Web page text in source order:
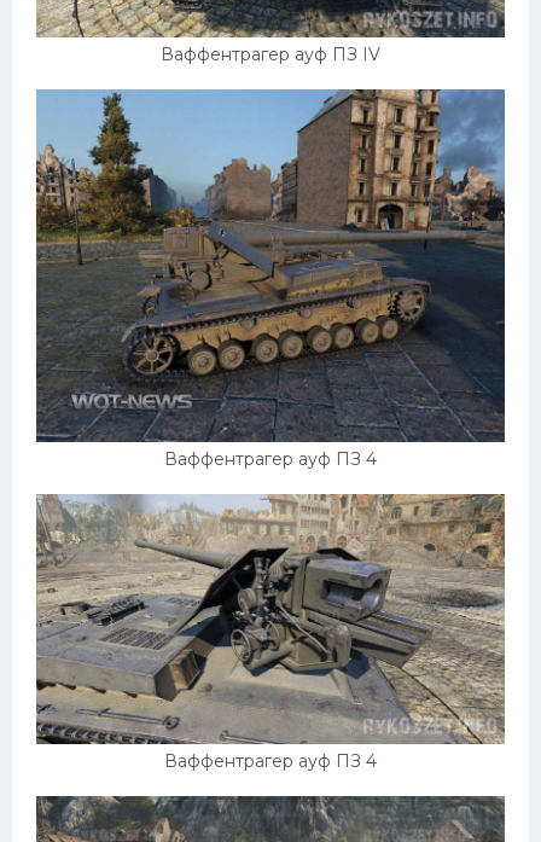
Ваффентрагер ауф ПЗ IV
Ваффентрагер ауф ПЗ 4
Ваффентрагер ауф ПЗ 4